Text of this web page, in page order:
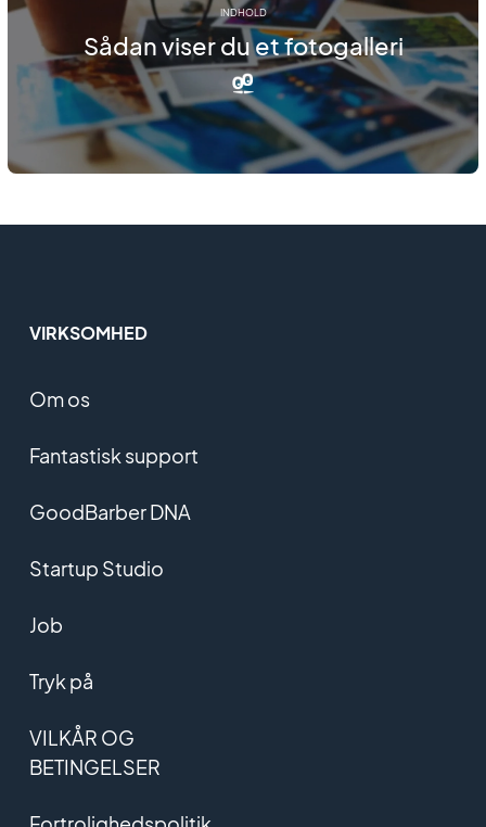
INDHOLD
Sådan viser du et fotogalleri
VIRKSOMHED
Om os
Fantastisk support
GoodBarber DNA
Startup Studio
Job
Tryk på
VILKÅR OG
BETINGELSER